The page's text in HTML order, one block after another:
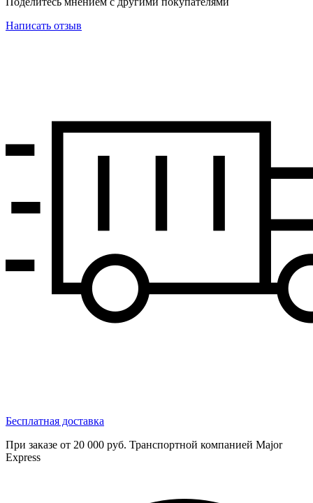
Написать отзыв
Бесплатная доставка
При заказе от 20 000 руб. Транспортной компанией Major
Express